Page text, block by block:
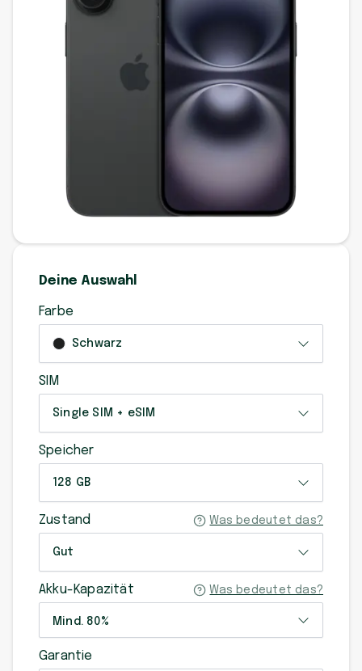
Deine Auswahl
Farbe
Schwarz
SIM
Single SIM + eSIM
Speicher
128 GB
Zustand Was bedeutet das?
Gut
Akku-Kapazität Was bedeutet das?
Mind. 80%
Garantie